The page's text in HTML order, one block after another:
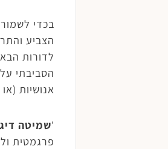
הצביע
אנושיות
'שמיטה
פרגמטית